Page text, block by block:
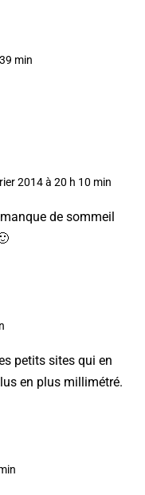
min
2014 à 20 h 10 min
de sommeil
petits sites qui en
en plus millimétré.